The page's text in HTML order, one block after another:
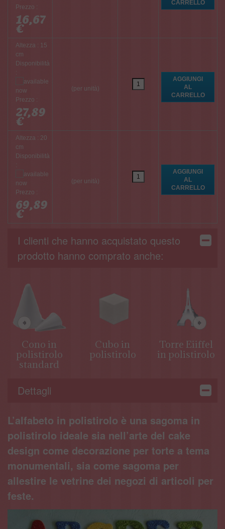
Prezzo :
16,67
€
Altezza : 15
cm
Disponibilità
:
Prezzo :
27,89
€
(per unità)
Altezza : 20
cm
Disponibilità
:
Prezzo :
69,89
€
(per unità)
I clienti che hanno acquistato questo
prodotto hanno comprato anche:
Cono in
polistirolo
standard
Cubo in
polistirolo
Torre Eiiffel
in polistirolo
Dettagli
L’alfabeto in polistirolo è una sagoma in
polistirolo ideale sia nell’arte del cake
design come decorazione per torte a tema
monumentali, sia come sagoma per
allestire le vetrine dei negozi di articoli per
feste.